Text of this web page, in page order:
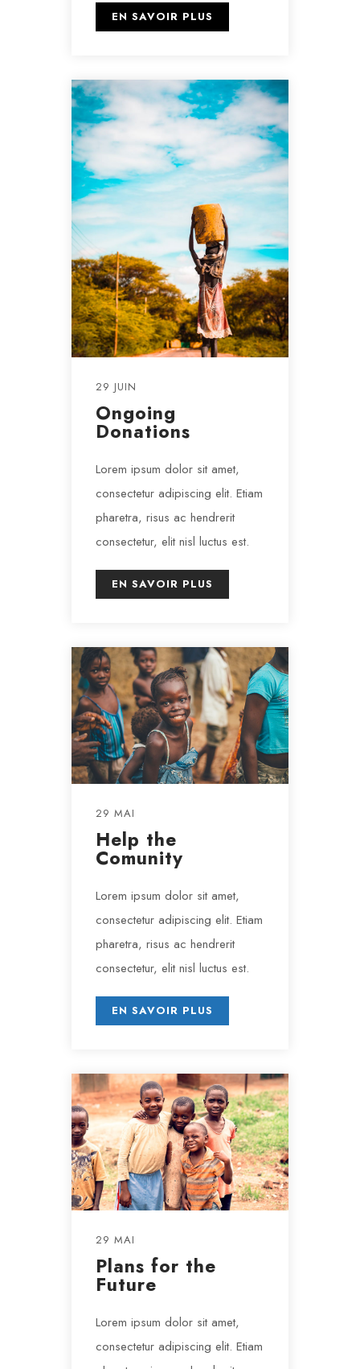
EN SAVOIR PLUS
29 JUIN
Ongoing
Donations
Lorem ipsum dolor sit amet,
consectetur adipiscing elit. Etiam
pharetra, risus ac hendrerit
consectetur, elit nisl luctus est.
EN SAVOIR PLUS
29 MAI
Help the
Comunity
Lorem ipsum dolor sit amet,
consectetur adipiscing elit. Etiam
pharetra, risus ac hendrerit
consectetur, elit nisl luctus est.
EN SAVOIR PLUS
29 MAI
Plans for the
Future
Lorem ipsum dolor sit amet,
consectetur adipiscing elit. Etiam